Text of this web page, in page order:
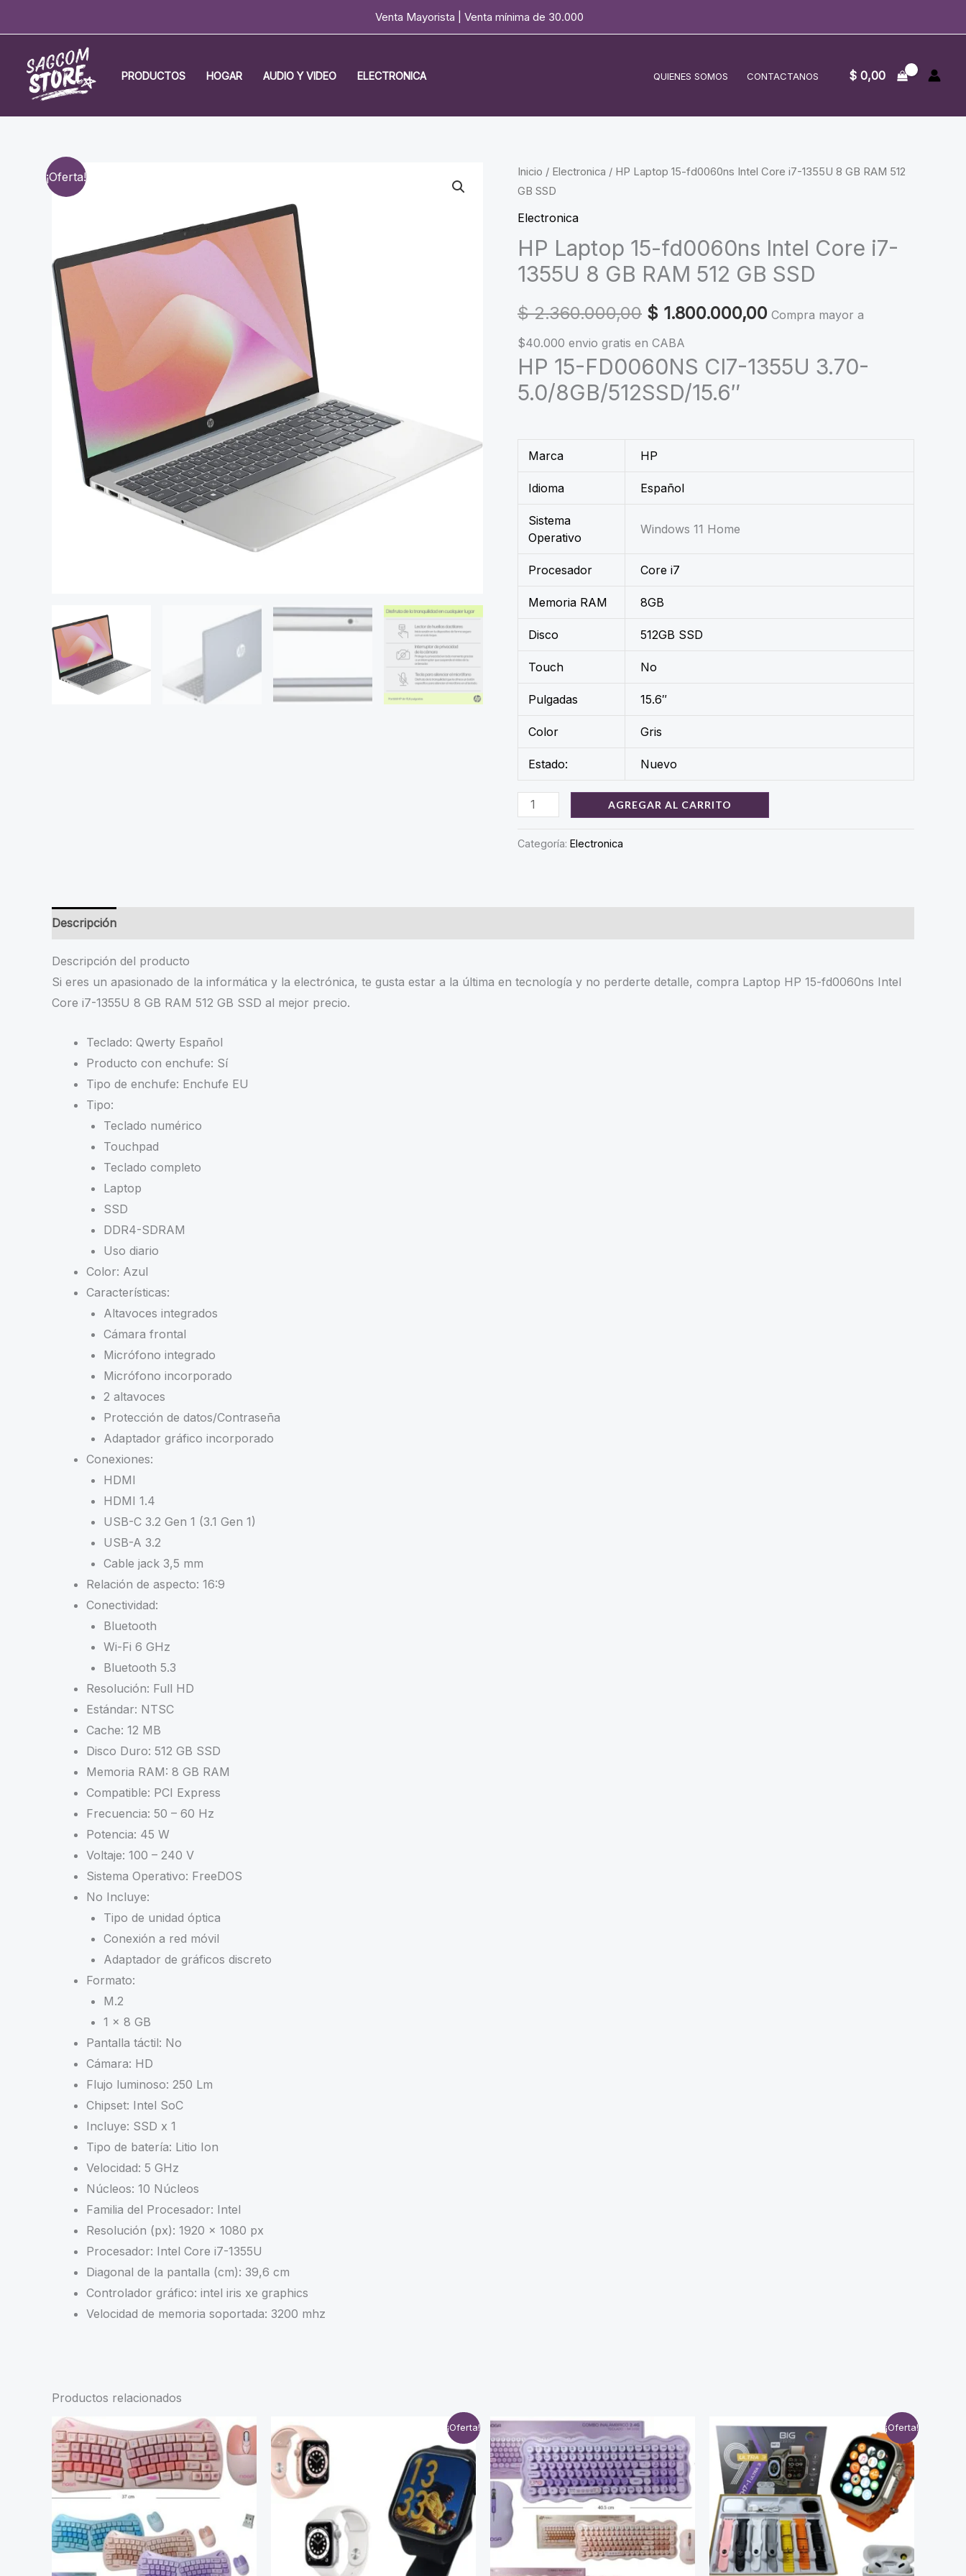
al
contenido
Venta Mayorista | Venta mínima de 30.000
PRODUCTOS HOGAR AUDIO Y VIDEO ELECTRONICA QUIENES SOMOS CONTACTANOS $0,00
¡Oferta! Inicio / Electronica / HP Laptop 15-fd0060ns Intel Core i7-1355U 8 GB RAM 512
GB SSD
Electronica
HP Laptop 15-fd0060ns Intel Core i7-
1355U 8 GB RAM 512 GB SSD
$2.360.000,00 Original
price
was:
$ 2.360.000,00.
$ 1.800.000,00 Current
is:
Compra mayor a
$40.000 envio gratis en CABA
HP 15-FD0060NS CI7-1355U 3.70-
5.0/8GB/512SSD/15.6″
Marca HP
Idioma Español
Sistema
Operativo
Windows 11 Home
Procesador Core i7
Memoria RAM 8GB
Disco 512GB SSD
Touch No
Pulgadas 15.6″
Color Gris
Estado: Nuevo
HP
15-
GB
AGREGAR AL CARRITO
Categoría: Electronica
Descripción
Descripción del producto
Si eres un apasionado de la informática y la electrónica, te gusta estar a la última en tecnología y no perderte detalle, compra Laptop HP 15-fd0060ns Intel
Core i7-1355U 8 GB RAM 512 GB SSD al mejor precio.
Teclado: Qwerty Español
Producto con enchufe: Sí
Tipo de enchufe: Enchufe EU
Tipo:
Teclado numérico
Touchpad
Teclado completo
Laptop
SSD
DDR4-SDRAM
Uso diario
Color: Azul
Características:
Altavoces integrados
Cámara frontal
Micrófono integrado
Micrófono incorporado
2 altavoces
Protección de datos/Contraseña
Adaptador gráfico incorporado
Conexiones:
HDMI
HDMI 1.4
USB-C 3.2 Gen 1 (3.1 Gen 1)
USB-A 3.2
Cable jack 3,5 mm
Relación de aspecto: 16:9
Conectividad:
Bluetooth
Wi-Fi 6 GHz
Bluetooth 5.3
Resolución: Full HD
Estándar: NTSC
Cache: 12 MB
Disco Duro: 512 GB SSD
Memoria RAM: 8 GB RAM
Compatible: PCI Express
Frecuencia: 50 – 60 Hz
Potencia: 45 W
Voltaje: 100 – 240 V
Sistema Operativo: FreeDOS
No Incluye:
Tipo de unidad óptica
Conexión a red móvil
Adaptador de gráficos discreto
Formato:
M.2
1 x 8 GB
Pantalla táctil: No
Cámara: HD
Flujo luminoso: 250 Lm
Chipset: Intel SoC
Incluye: SSD x 1
Tipo de batería: Litio Ion
Velocidad: 5 GHz
Núcleos: 10 Núcleos
Familia del Procesador: Intel
Resolución (px): 1920 x 1080 px
Procesador: Intel Core i7-1355U
Diagonal de la pantalla (cm): 39,6 cm
Controlador gráfico: intel iris xe graphics
Velocidad de memoria soportada: 3200 mhz
Productos relacionados
¡Oferta! ¡Oferta!